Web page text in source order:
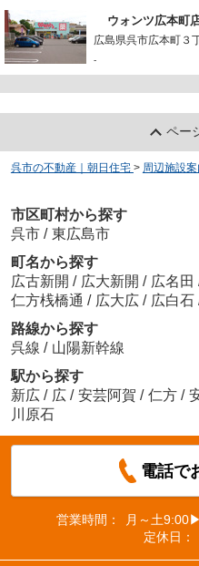
ウォンツ広本町
広島県呉市広本町３
-
ペー
呉市の不動産｜朝日住宅 > 周辺施設案
市区町村から探す
呉市 / 東広島市
町名から探す
広古新開 / 広大新開 / 広名田
仁方桟橋通 / 広大広 / 広白石
路線から探す
呉線 / 山陽新幹線
駅から探す
新広 / 広 / 安芸阿賀 / 仁方 /
川原石
電話で
営業時間：
月～土
定休日：